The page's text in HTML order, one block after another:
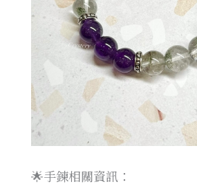
🌟手鍊相關資訊：